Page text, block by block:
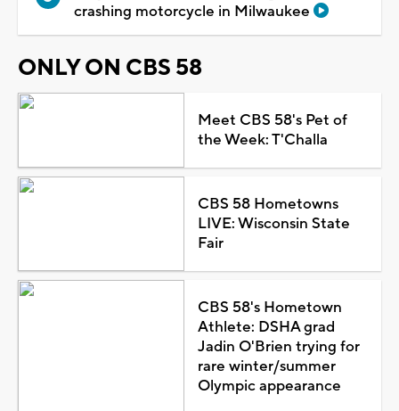
crashing motorcycle in Milwaukee
ONLY ON CBS 58
Meet CBS 58's Pet of
the Week: T'Challa
CBS 58 Hometowns
LIVE: Wisconsin State
Fair
CBS 58's Hometown
Athlete: DSHA grad
Jadin O'Brien trying for
rare winter/summer
Olympic appearance